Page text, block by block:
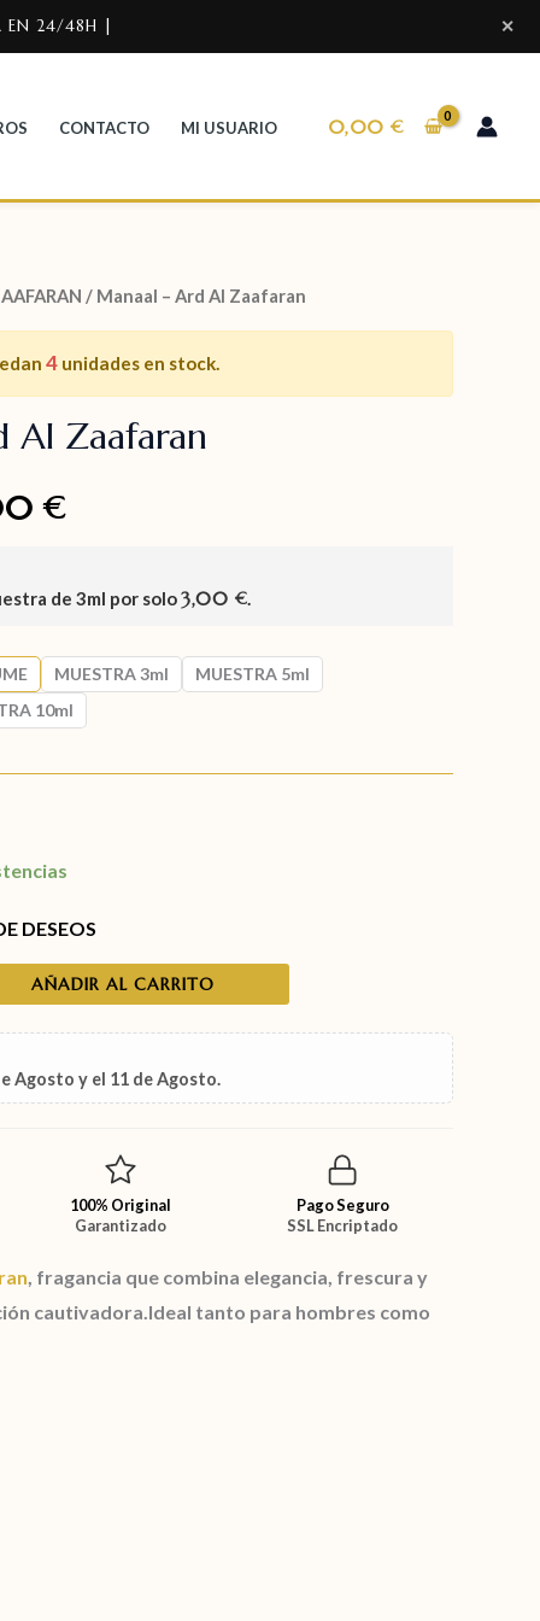
EN 24/48H | ✕
CONTACTO MI USUARIO 0,00€
/ Manaal – Ard Al Zaafaran
4 unidades en stock.
Al Zaafaran
€
de 3ml por solo3,00 €.
MUESTRA 3ml
MUESTRA 5ml
10ml
DESEOS
AÑADIR AL CARRITO
Agosto y el 11 de Agosto.
100% Original
Garantizado
Pago Seguro
SSL Encriptado
, fragancia que combina elegancia, frescura y
cautivadora.Ideal tanto para hombres como